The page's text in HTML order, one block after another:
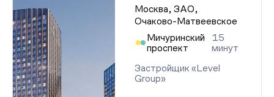
Проектная декларация от 22.01.2026 г.
Проектная декларация от 22.01.2026 г.
Проектная декларация от 22.01.2026 г.
Проектная декларация от 22.01.2026 г.
Проектная декларация от 22.01.2026 г.
Проектная декларация от 22.01.2026 г.
Проектная декларация от 22.01.2026 г.
Проектная декларация от 22.01.2026 г.
Проектная декларация от 22.01.2026 г.
Москва, ЗАО,
Очаково-Матвеевское
Мичуринский
проспект
15
минут
Застройщик «Level
Group»